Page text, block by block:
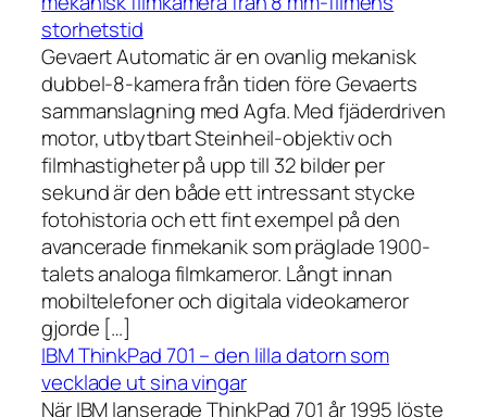
storhetstid
Gevaert Automatic är en ovanlig mekanisk
dubbel-8-kamera från tiden före Gevaerts
sammanslagning med Agfa. Med fjäderdriven
motor, utbytbart Steinheil-objektiv och
filmhastigheter på upp till 32 bilder per
sekund är den både ett intressant stycke
fotohistoria och ett fint exempel på den
avancerade finmekanik som präglade 1900-
talets analoga filmkameror. Långt innan
mobiltelefoner och digitala videokameror
gjorde […]
IBM ThinkPad 701 – den lilla datorn som
vecklade ut sina vingar
När IBM lanserade ThinkPad 701 år 1995 löste